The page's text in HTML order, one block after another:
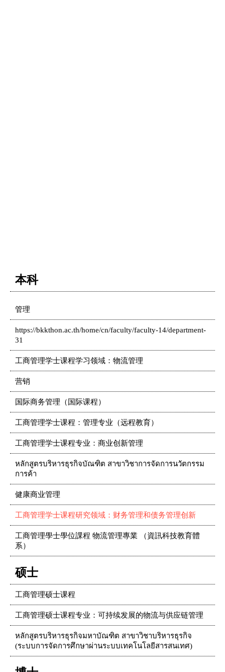
本科
管理
https://bkkthon.ac.th/home/cn/faculty/faculty-14/department-
31
工商管理学士课程学习领域：物流管理
营销
国际商务管理（国际课程）
工商管理学士课程：管理专业（远程教育）
工商管理学士课程专业：商业创新管理
หลักสูตรบริหารธุรกิจบัณฑิต สาขาวิชาการจัดการนวัตกรรม
การค้า
健康商业管理
工商管理学士课程研究领域：财务管理和债务管理创新
工商管理學士學位課程 物流管理專業 （資訊科技教育體
系）
硕士
工商管理硕士课程
工商管理硕士课程专业：可持续发展的物流与供应链管理
หลักสูตรบริหารธุรกิจมหาบัณฑิต สาขาวิชาบริหารธุรกิจ
(ระบบการจัดการศึกษาผ่านระบบเทคโนโลยีสารสนเทศ)